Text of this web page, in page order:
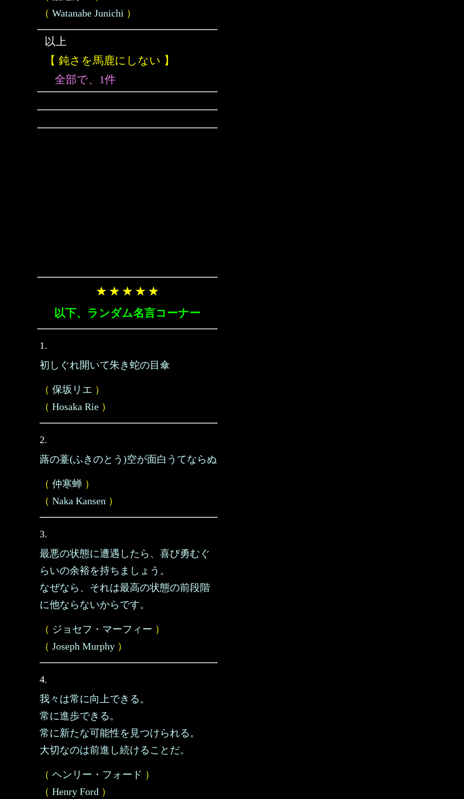
（ Watanabe Junichi ）
以上
【 鈍さを馬鹿にしない 】
全部で、1件
★ ★ ★ ★ ★
以下、ランダム名言コーナー
1.
初しぐれ開いて朱き蛇の目傘
（ 保坂リエ ）
（ Hosaka Rie ）
2.
蕗の薹(ふきのとう)空が面白うてならぬ
（ 仲寒蝉 ）
（ Naka Kansen ）
3.
最悪の状態に遭遇したら、喜び勇むぐ
らいの余裕を持ちましょう。
なぜなら、それは最高の状態の前段階
に他ならないからです。
（ ジョセフ・マーフィー ）
（ Joseph Murphy ）
4.
我々は常に向上できる。
常に進歩できる。
常に新たな可能性を見つけられる。
大切なのは前進し続けることだ。
（ ヘンリー・フォード ）
（ Henry Ford ）